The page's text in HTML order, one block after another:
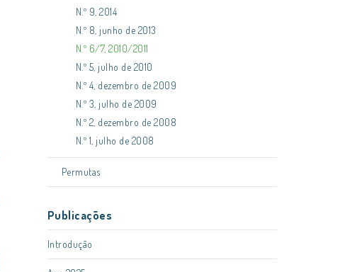
N.º 9, 2014
N.º 8, junho de 2013
N.º 6/7, 2010/2011
N.º 5, julho de 2010
N.º 4, dezembro de 2009
N.º 3, julho de 2009
N.º 2, dezembro de 2008
N.º 1, julho de 2008
Permutas
Publicações
Introdução